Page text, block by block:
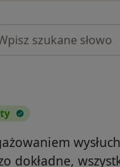
w opiniach
dokładne,